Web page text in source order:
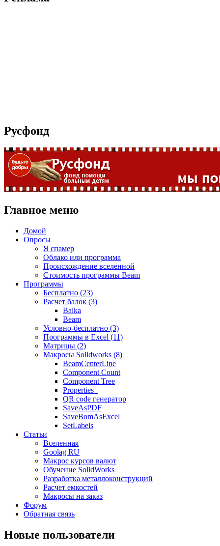
Русфонд
Главное меню
Домой
Опросы
Я спамер
Облако или программа
Происхождение вселенной
Стоимость программы Beam
Программы
Бесплатно (23)
Расчет балок (3)
Balka
Beam
Условно-бесплатно (3)
Программы в Excel (11)
Матрицы (2)
Макросы Solidworks (8)
BeamCenterLine
Component Count
Component Tree
Properties+
QR code генератор
SaveAsPDF
SaveBomAsExcel
SetLabels
Статьи
Вселенная
Goolag RU
Макрос курсов валют
Обучение SolidWorks
Разработка металлоконструкций
Расчет емкостей
Макросы на заказ
Форум
Обратная связь
Новые пользователи